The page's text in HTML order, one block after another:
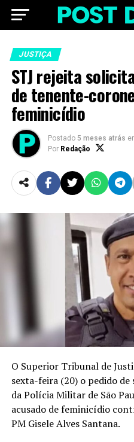
JUSTIÇA
STJ rejeita
de tenente-
feminicídio
Postado 5 meses atrás
Por Redação
O Superior Tribunal de
sexta-feira (20) o pedido
da Polícia Militar de São
acusado de feminicídio
PM Gisele Alves Santana.